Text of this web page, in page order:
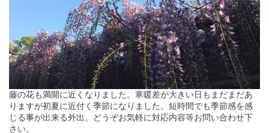
藤の花も満開に近くなりました。寒暖差が大きい日もまだまだあ
りますが初夏に近付く季節になりました。短時間でも季節感を感
じる事が出来る外出。どうぞお気軽に対応内容等お問い合わせ下
さい。